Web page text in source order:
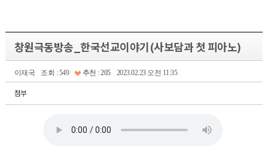
창원극동방송_한국선교이야기(사보담과 첫 피아노)
이재국 조회 : 549 추천 : 205 2023.02.23 오전 11:35
첨부